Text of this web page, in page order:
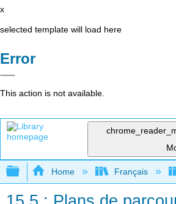
x
selected template will load here
Error
This action is not available.
Expand/collapse global
Home Français